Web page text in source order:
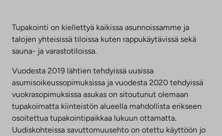
Tupakointi on kiellettyä kaikissa asunnoissamme ja
talojen yhteisissä tiloissa kuten rappukäytävissä sekä
sauna- ja varastotiloissa.
Vuodesta 2019 lähtien tehdyissä uusissa
asumisoikeussopimuksissa ja vuodesta 2020 tehdyissä
vuokrasopimuksissa asukas on sitoutunut olemaan
tupakoimatta kiinteistön alueella mahdollista erikseen
osoitettua tupakointipaikkaa lukuun ottamatta.
Uudiskohteissa savuttomuusehto on otettu käyttöön jo